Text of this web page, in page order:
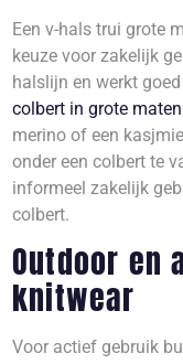
Een v-hals trui grote
keuze voor zakelijk
halslijn en werkt
colbert in grote maten
merino of een
onder een colbert te
informeel zakelijk
colbert.
Outdoor en
knitwear
Voor actief gebruik